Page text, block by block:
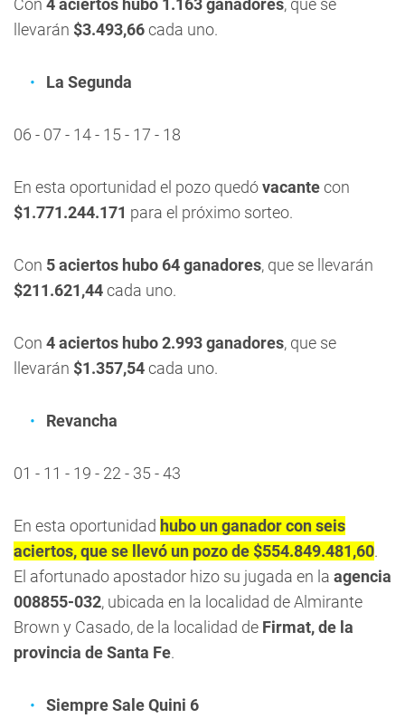
Con 4 aciertos hubo 1.163 ganadores, que se
llevarán $3.493,66cada uno.
La Segunda
06 - 07 - 14 - 15 - 17 - 18
En esta oportunidad el pozo quedóvacantecon
$1.771.244.171 para el próximo sorteo.
Con 5 aciertos hubo 64 ganadores, que se llevarán
$211.621,44cada uno.
Con 4 aciertos hubo 2.993 ganadores, que se
llevarán $1.357,54cada uno.
Revancha
01 - 11 - 19 - 22 - 35 - 43
En esta oportunidad hubo un ganador con seis
aciertos, que se llevó un pozo de $554.849.481,60.
El afortunado apostador hizo su jugada en la agencia
008855-032, ubicada en la localidad de Almirante
Brown y Casado, de la localidad de Firmat, de la
provincia de Santa Fe.
Siempre Sale Quini 6